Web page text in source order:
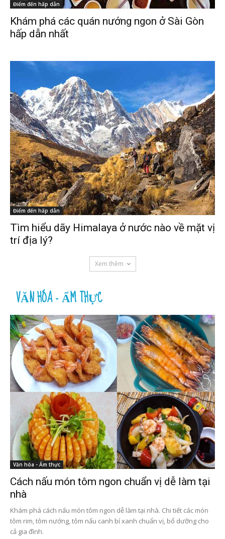
Điểm đến hấp dẫn
Khám phá các quán nướng ngon ở Sài Gòn
hấp dẫn nhất
Điểm đến hấp dẫn
Tìm hiểu dãy Himalaya ở nước nào về mặt vị
trí địa lý?
Xem thêm
VĂN HÓA - ẨM THỰC
Văn hóa - Ẩm thực
Cách nấu món tôm ngon chuẩn vị dễ làm tại
nhà
Khám phá cách nấu món tôm ngon dễ làm tại nhà. Chi tiết các món
tôm rim, tôm nướng, tôm nấu canh bí xanh chuẩn vị, bổ dưỡng cho
cả gia đình.